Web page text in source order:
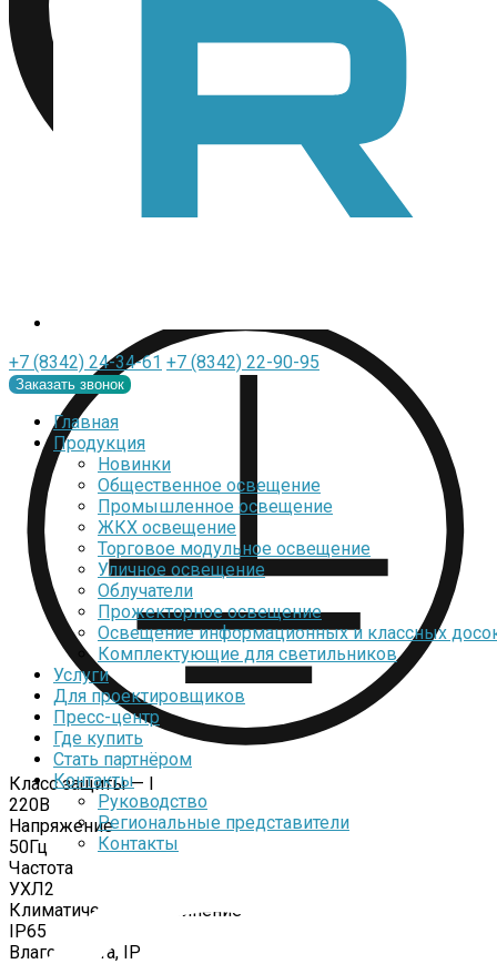
+7 (8342) 24-34-61 +7 (8342) 22-90-95
Заказать звонок
Главная
Продукция
Новинки
Общественное освещение
Промышленное освещение
ЖКХ освещение
Торговое модульное освещение
Уличное освещение
Облучатели
Прожекторное освещение
Освещение информационных и классных
Комплектующие для светильников
Услуги
Для проектировщиков
Пресс-центр
Где купить
Стать партнёром
Контакты
Руководство
Региональные представители
Контакты
Класс защиты — I
220В
Напряжение
50Гц
Частота
УХЛ2
Климатическое исполнение
IP65
Влагозащита, IP